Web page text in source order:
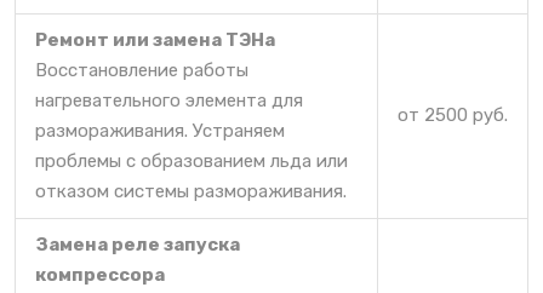
Ремонт или замена ТЭНа
Восстановление работы
нагревательного элемента для
размораживания. Устраняем
проблемы с образованием льда или
отказом системы размораживания.
от 2500 руб.
Замена реле запуска
компрессора